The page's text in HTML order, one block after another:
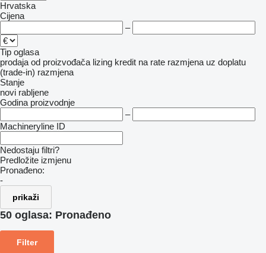
Hrvatska
Cijena
–
Tip oglasa
prodaja od proizvođača lizing kredit na rate razmjena uz doplatu
(trade-in) razmjena
Stanje
novi rabljene
Godina proizvodnje
–
Machineryline ID
Nedostaju filtri?
Predložite izmjenu
Pronađeno:
-
prikaži
50 oglasa: Pronađeno
Filter